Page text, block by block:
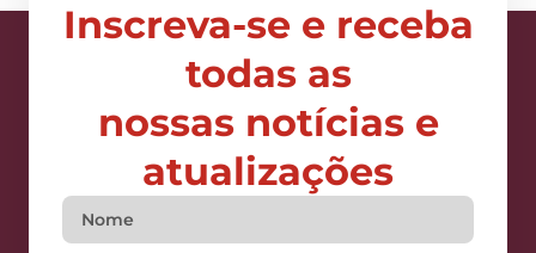
Inscreva-se e receba
todas as
nossas notícias e
atualizações